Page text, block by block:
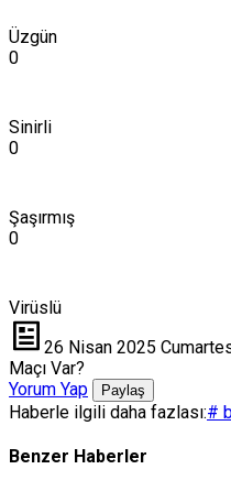
Üzgün
0
Sinirli
0
Şaşırmış
0
Virüslü
26 Nisan 2025
Maçı Var?
Yorum Yap
Paylaş
Haberle ilgili daha fazlası:#
Benzer Haberler